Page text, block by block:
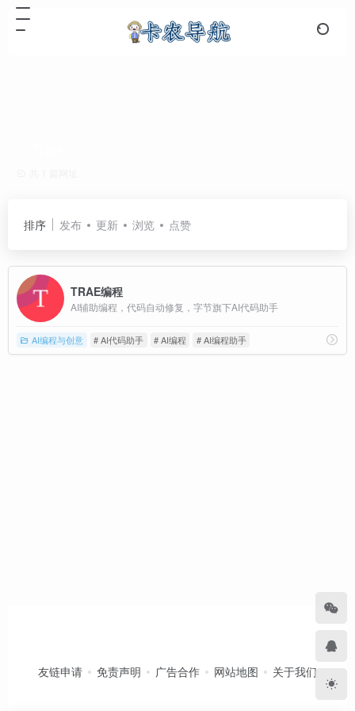
排序 发布 更新 浏览 点赞
TRAE编程
AI辅助编程，代码自动修复，字节旗下AI代码助手
AI编程与创意 # AI代码助手 # AI编程 # AI编程助手
友链申请 免责声明 广告合作 网站地图 关于我们